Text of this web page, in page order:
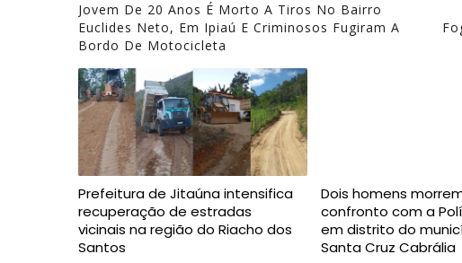
Jovem De 20 Anos É Morto A Tiros No Bairro
Euclides Neto, Em Ipiaú E Criminosos Fugiram A
Bordo De Motocicleta
Prefeitura de Jitaúna intensifica
recuperação de estradas
vicinais na região do Riacho dos
Santos
Dois homens
confronto com a
em distrito do
Santa Cruz Cabrália